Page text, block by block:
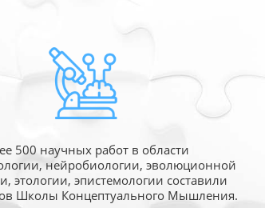
500 научных работ в области
нейробиологии, эволюционной
этологии, эпистемологии составили
Школы Концептуального Мышления.